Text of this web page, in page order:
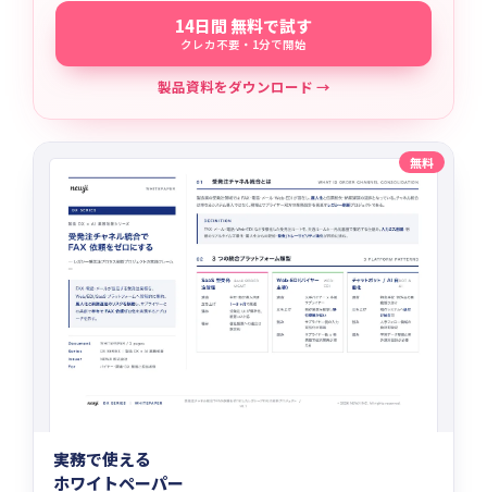
14日間 無料で試す
クレカ不要・1分で開始
製品資料をダウンロード →
無料
実務で使える
ホワイトペーパー